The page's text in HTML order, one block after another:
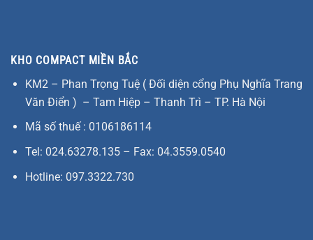
KHO COMPACT MIỀN BẮC
KM2 – Phan Trọng Tuệ ( Đối diện cổng Phụ Nghĩa Trang
Văn Điển ) – Tam Hiệp – Thanh Trì – TP. Hà Nội
Mã số thuế : 0106186114
Tel: 024.63278.135 – Fax: 04.3559.0540
Hotline: 097.3322.730